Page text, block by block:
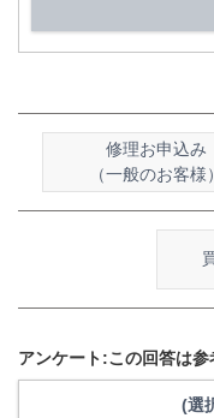
修理お申込み
（一般のお客様）
アンケート:この回答は参
(選